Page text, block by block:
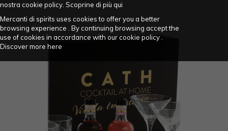
nostra cookie policy. Scoprine di più qui
Mercanti di spirits uses cookies to offer you a better
browsing experience . By continuing browsing accept the
use of cookies in accordance with our cookie policy .
Discover more here